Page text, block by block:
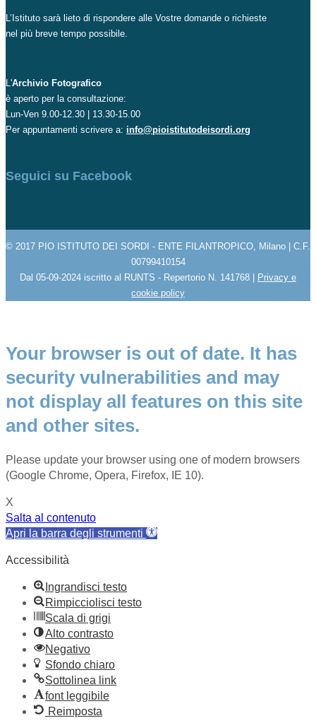
L’Istituto sarà lieto di rispondere alle Vostre domande o richieste
nel più breve tempo possibile.
L'Archivio Fotografico
è aperto per la consultazione:
Lun-Ven 9.00-12.30 | 13.30-15.00
Per appuntamenti scrivere a: info@pioistitutodeisordi.org
Seguici su Facebook
© 2017 PIO ISTITUTO DEI SORDI - ENTE FILANTROPICO, Milano | C.F.
00799410154
Dal 05-09-2024 iscritto al RUNTS - Repertorio N. 141768 |
Privacy e
cookie policy
Your browser is out of date. It has
security vulnerabilities and may
not display all features on this site
and other sites.
Please update your browser using one of modern browsers
(Google Chrome, Opera, Firefox, IE 10).
X
Salta al contenuto
Apri la barra degli strumenti
Accessibilità
Ingrandisci testo
Rimpicciolisci testo
Scala di grigi
Alto contrasto
Negativo
Sfondo chiaro
Sottolinea link
font leggibile
Reimposta